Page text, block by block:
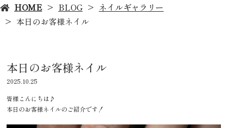
HOME BLOG
ネイルギャラリー
本日のお客様ネイル
本日のお客様ネイル
2025.10.25
皆様こんにちは♪
本日のお客様ネイルのご紹介です！